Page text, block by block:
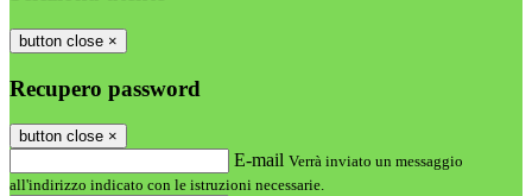
button close ×
Recupero password
button close ×
E-mail Verrà inviato un messaggio
all'indirizzo indicato con le istruzioni necessarie.